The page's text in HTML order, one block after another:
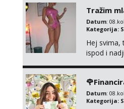
Tražim
Datum:
Kategorija:
Hej svima,
ispod i
Datum:
Kategorija: